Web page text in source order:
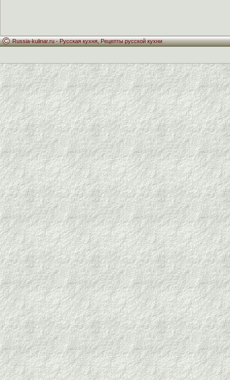
Russia-kulinar.ru -Русская кухня,Рецепты русской кухни